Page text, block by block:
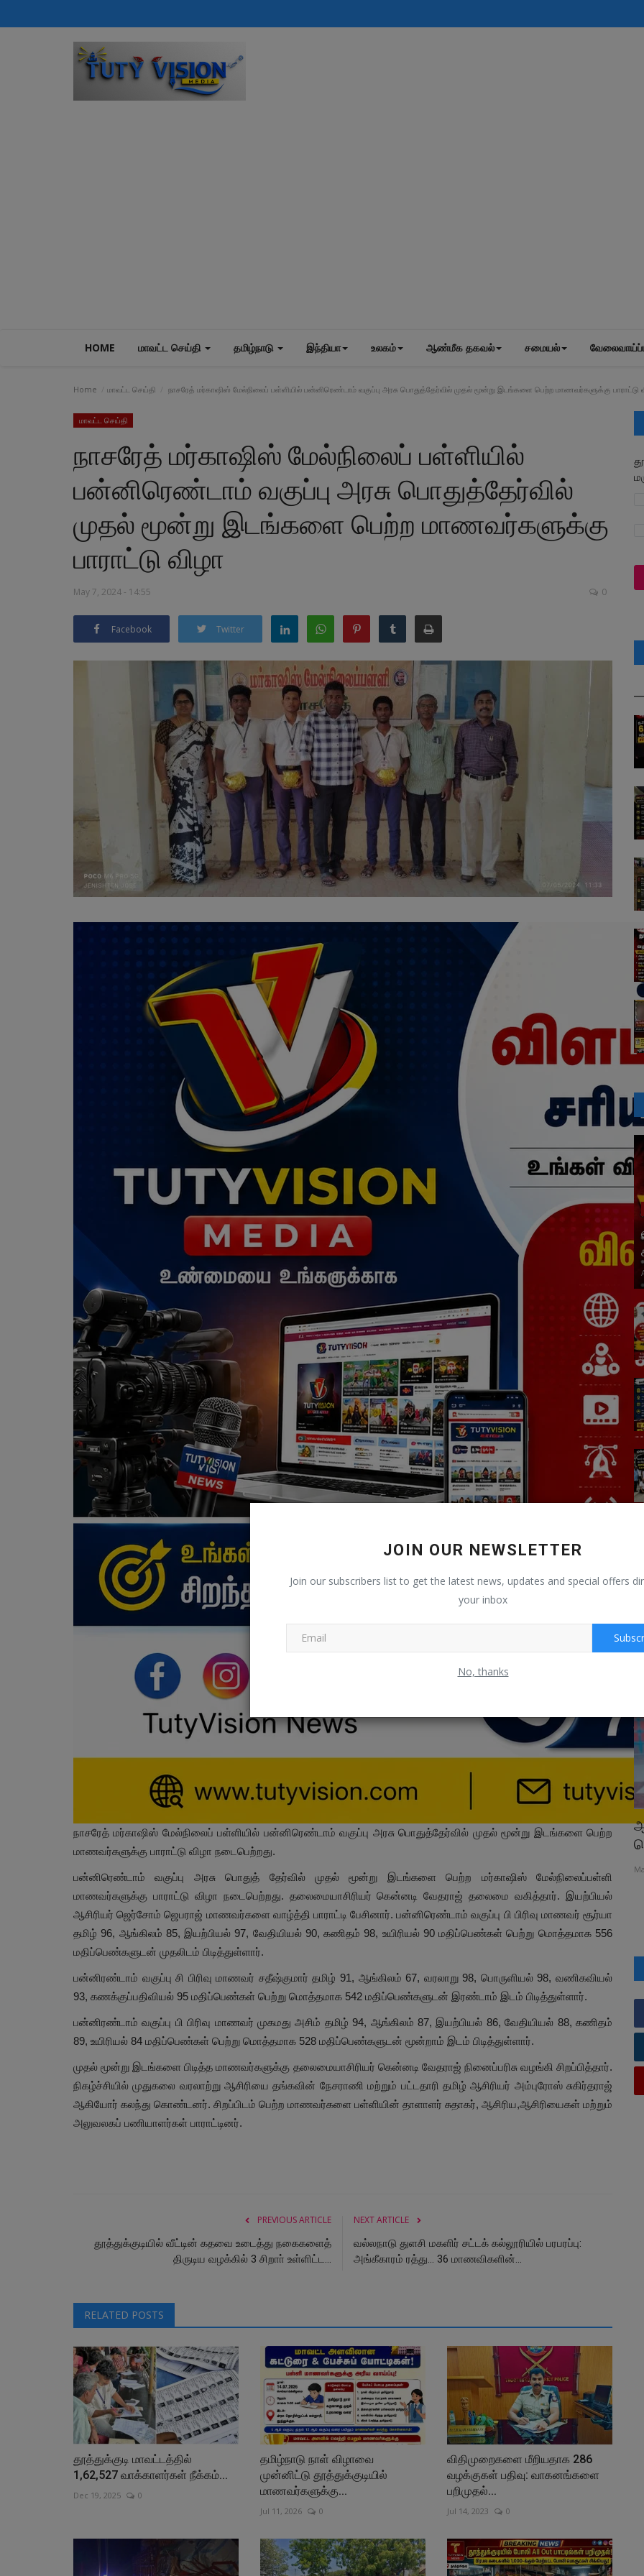
HOME மாவட்ட செய்தி தமிழ்நாடு இந்தியா உலகம் ஆண்மீக தகவல் சமையல்
JOIN OUR NEWSLETTER
Join our subscribers list to get the latest news, updates and special offers
your inbox
No, thanks
Home மாவட்ட செய்தி நாசரேத் மர்காஷிஸ் மேல்நிலைப் பள்ளியில் பன்னிரெண்டாம் வகுப்பு அரசு பொதுத்தேர்வில் முதல் மூன்று இடங்களை பெற்ற மாணவர்களுக்கு பாராட்டு
மாவட்ட செய்தி
நாசரேத் மர்காஷிஸ் மேல்நிலைப் பள்ளியில்
பன்னிரெண்டாம் வகுப்பு அரசு பொதுத்தேர்வில்
முதல் மூன்று இடங்களை பெற்ற மாணவர்களுக்கு
பாராட்டு விழா
May 7, 2024 - 14:55 0
Facebook Twitter
நாசரேத் மர்காஷிஸ் மேல்நிலைப் பள்ளியில் பன்னிரெண்டாம் வகுப்பு அரசு பொதுத்தேர்வில் முதல் மூன்று இடங்களை பெற்ற
மாணவர்களுக்கு பாராட்டு விழா நடைபெற்றது.
பன்னிரெண்டாம் வகுப்பு அரசு பொதுத் தேர்வில் முதல் மூன்று இடங்களை பெற்ற மர்காஷிஸ் மேல்நிலைப்பள்ளி
மாணவர்களுக்கு பாராட்டு விழா நடைபெற்றது. தலைமையாசிரியர் கென்னடி வேதராஜ் தலைமை வகித்தார். இயற்பியல்
ஆசிரியர் ஜெர்சோம் ஜெபராஜ் மாணவர்களை வாழ்த்தி பாராட்டி பேசினார். பன்னிரெண்டாம் வகுப்பு பி பிரிவு மாணவர் சூர்யா
தமிழ் 96, ஆங்கிலம் 85, இயற்பியல் 97, வேதியியல் 90, கணிதம் 98, உயிரியல் 90 மதிப்பெண்கள் பெற்று மொத்தமாக 556
மதிப்பெண்களுடன் முதலிடம் பிடித்துள்ளார்.
பன்னிரண்டாம் வகுப்பு சி பிரிவு மாணவர் சதீஷ்குமார் தமிழ் 91, ஆங்கிலம் 67, வரலாறு 98, பொருளியல் 98, வணிகவியல்
93, கணக்குப்பதிவியல் 95 மதிப்பெண்கள் பெற்று மொத்தமாக 542 மதிப்பெண்களுடன் இரண்டாம் இடம் பிடித்துள்ளார்.
பன்னிரண்டாம் வகுப்பு பி பிரிவு மாணவர் முகமது அசிம் தமிழ் 94, ஆங்கிலம் 87, இயற்பியல் 86, வேதியியல் 88, கணிதம்
89, உயிரியல் 84 மதிப்பெண்கள் பெற்று மொத்தமாக 528 மதிப்பெண்களுடன் மூன்றாம் இடம் பிடித்துள்ளார்.
முதல் மூன்று இடங்களை பிடித்த மாணவர்களுக்கு தலைமையாசிரியர் கென்னடி வேதராஜ் நினைப்பரிசு வழங்கி சிறப்பித்தார்.
நிகழ்ச்சியில் முதுகலை வரலாற்று ஆசிரியை தங்கவின் நேசராணி மற்றும் பட்டதாரி தமிழ் ஆசிரியர் அம்புரோஸ் சுகிர்தராஜ்
ஆகியோர் கலந்து கொண்டனர். சிறப்பிடம் பெற்ற மாணவர்களை பள்ளியின் தாளாளர் சுதாகர், ஆசிரிய,ஆசிரியைகள் மற்றும்
அலுவலகப் பணியாளர்கள் பாராட்டினர்.
PREVIOUS ARTICLE
தூத்துக்குடியில் வீட்டின் கதவை உடைத்து நகைகளைத்
திருடிய வழக்கில் 3 சிறாா் உள்ளிட்ட...
NEXT ARTICLE
வல்லநாடு துளசி மகளிர் சட்டக் கல்லூரியில் பரபரப்பு:
அங்கீகாரம் ரத்து... 36 மாணவிகளின்...
RELATED POSTS
தூத்துக்குடி மாவட்டத்தில்
1,62,527 வாக்காளர்கள் நீக்கம்...
Dec 19, 2025 0
தமிழ்நாடு நாள் விழாவை
முன்னிட்டு தூத்துக்குடியில்
மாணவர்களுக்கு...
Jul 11, 2026 0
விதிமுறைகளை மீறியதாக 286
வழக்குகள் பதிவு: வாகனங்களை
பறிமுதல்...
Jul 14, 2023 0
CRIME NEWS
நடிகர் ரஜினிகாந்த் மகள் ஐஸ்வர்யா வீட்டில்
திருடிய இருவர்...
நடிகர் ரஜினிகாந்த் மகள் ஐஸ்வர்யா வீட்டில் தங்கம், வைரம், நவரத்தின
நகைகளை திருடிய...
எக்கச்சக்கமா குவியுது ஆர்டர்.. 300 இன்ச்..
ஆட்டோ கீஸ்டோன்.....
Jun 13, 2026